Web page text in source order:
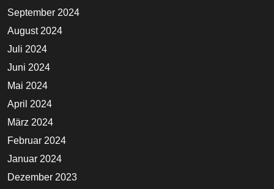
September 2024
August 2024
Juli 2024
Juni 2024
Mai 2024
April 2024
März 2024
Februar 2024
Januar 2024
Dezember 2023